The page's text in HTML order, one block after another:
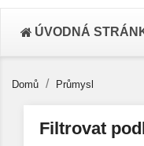
ÚVODNÁ
Domů Průmysl
Filtrovat